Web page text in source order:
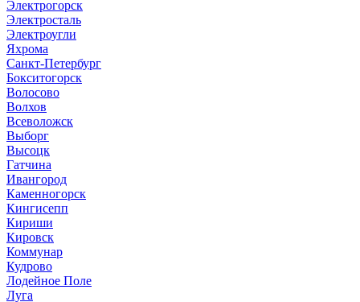
Электрогорск
Электросталь
Электроугли
Яхрома
Санкт-Петербург
Бокситогорск
Волосово
Волхов
Всеволожск
Выборг
Высоцк
Гатчина
Ивангород
Каменногорск
Кингисепп
Кириши
Кировск
Коммунар
Кудрово
Лодейное Поле
Луга